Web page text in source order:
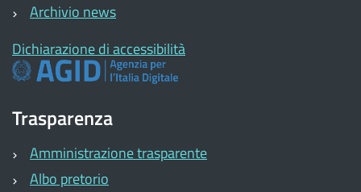
Archivio news
Dichiarazione di accessibilità
Trasparenza
Amministrazione trasparente
Albo pretorio